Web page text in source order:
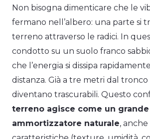
Non bisogna dimenticare che le
fermano nell’albero: una parte si
terreno attraverso le radici. In
condotto su un suolo franco
che l’energia si dissipa
distanza. Già a tre metri dal tronco
diventano trascurabili. Questo
terreno agisce come un grande
ammortizzatore naturale, anche